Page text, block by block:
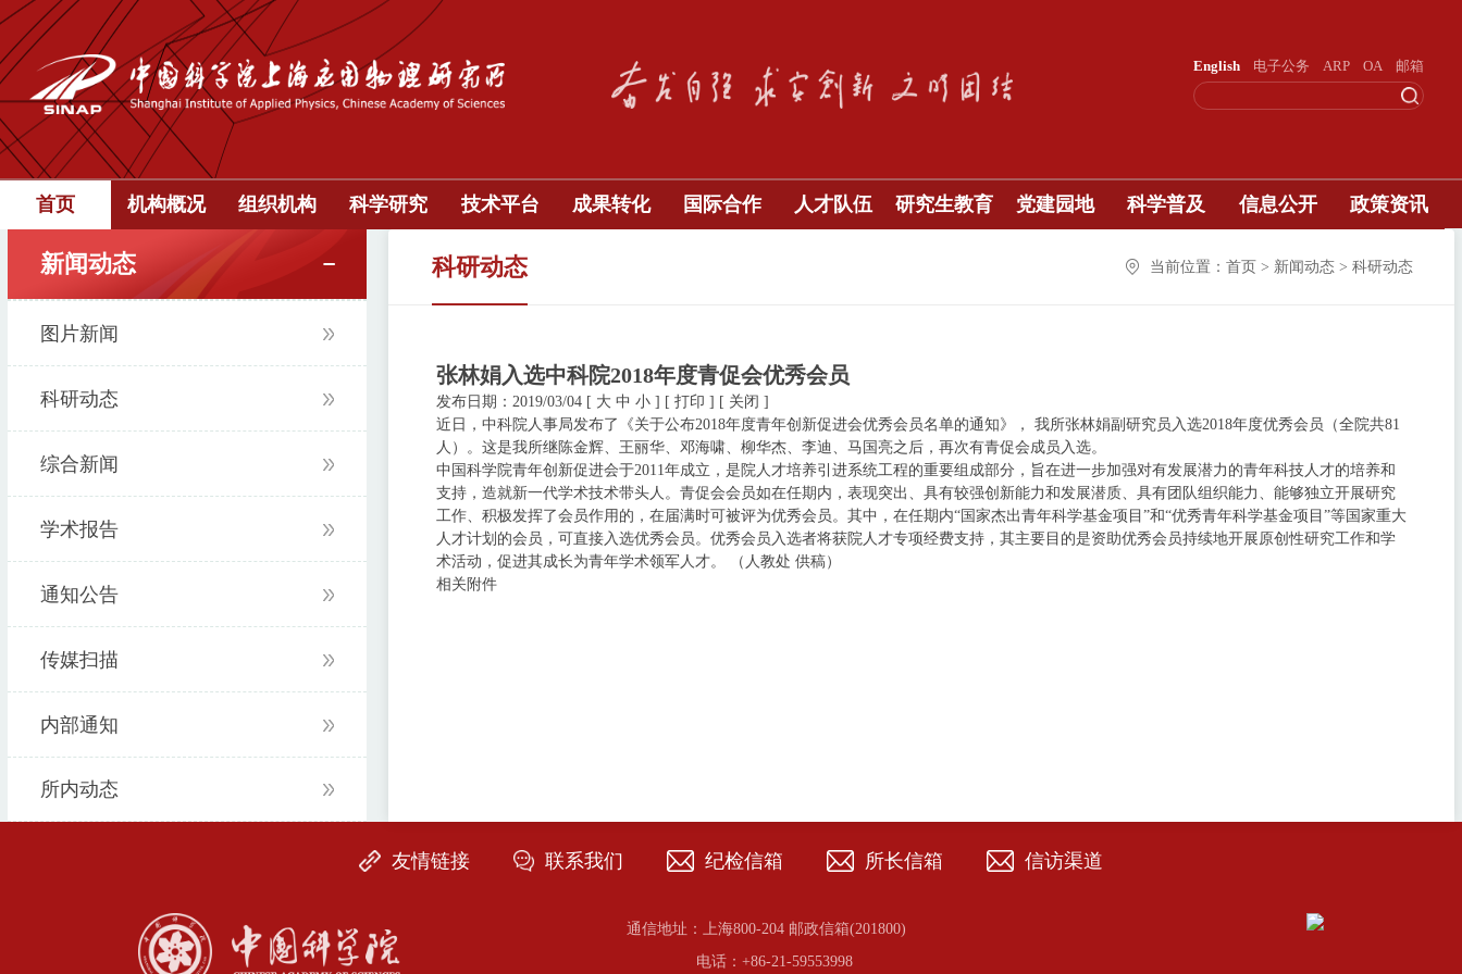
English 电子公务 ARP OA 邮箱
首页 机构概况 组织机构 科学研究 技术平台 成果转化 国际合作 人才队伍 研究生教育 党建园地 科学普及 信息公开 政策资讯
新闻动态
图片新闻
科研动态
综合新闻
学术报告
通知公告
传媒扫描
内部通知
所内动态
科研动态 当前位置：首页 > 新闻动态 > 科研动态
张林娟入选中科院2018年度青促会优秀会员
发布日期：2019/03/04 [ 大 中 小 ] [ 打印 ] [ 关闭 ]
近日，中科院人事局发布了《关于公布2018年度青年创新促进会优秀会员名单的通知》， 我所张林娟副研究员入选2018年度优秀会员（全院共81
人）。这是我所继陈金辉、王丽华、邓海啸、柳华杰、李迪、马国亮之后，再次有青促会成员入选。
中国科学院青年创新促进会于2011年成立，是院人才培养引进系统工程的重要组成部分，旨在进一步加强对有发展潜力的青年科技人才的培养和
支持，造就新一代学术技术带头人。青促会会员如在任期内，表现突出、具有较强创新能力和发展潜质、具有团队组织能力、能够独立开展研究
工作、积极发挥了会员作用的，在届满时可被评为优秀会员。其中，在任期内“国家杰出青年科学基金项目”和“优秀青年科学基金项目”等国家重大
人才计划的会员，可直接入选优秀会员。优秀会员入选者将获院人才专项经费支持，其主要目的是资助优秀会员持续地开展原创性研究工作和学
术活动，促进其成长为青年学术领军人才。 （人教处 供稿）
相关附件
友情链接 联系我们 纪检信箱 所长信箱 信访渠道
通信地址：上海800-204 邮政信箱(201800)
电话：+86-21-59553998